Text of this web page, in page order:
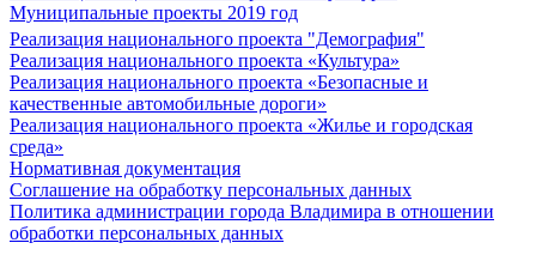
Муниципальные проекты 2019 год
Реализация национального проекта "Демография"
Реализация национального проекта «Культура»
Реализация национального проекта «Безопасные и
качественные автомобильные дороги»
Реализация национального проекта «Жилье и городская
среда»
Нормативная документация
Соглашение на обработку персональных данных
Политика администрации города Владимира в отношении
обработки персональных данных